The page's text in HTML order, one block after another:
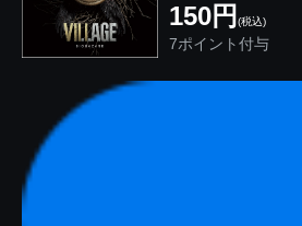
150円 (税込)
7ポイント付与